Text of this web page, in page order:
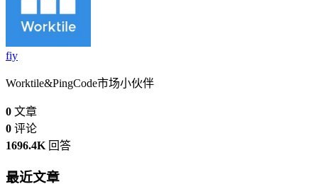
fiy
Worktile&PingCode市场小伙伴
0 文章
0 评论
1696.4K 回答
最近文章